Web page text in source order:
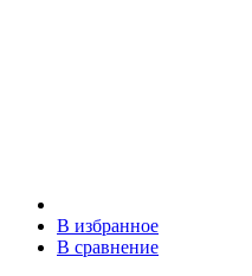
В избранное
В сравнение